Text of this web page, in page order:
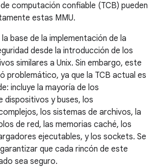
computación confiable (TCB) pueden
estas MMU.
base de la implementación de la
desde la introducción de los
similares a Unix. Sin embargo, este
problemático, ya que la TCB actual es
incluye la mayoría de los
dispositivos y buses, los
los sistemas de archivos, la
de red, las memorias caché, los
ejecutables, y los sockets. Se
que cada rincón de este
sea seguro.